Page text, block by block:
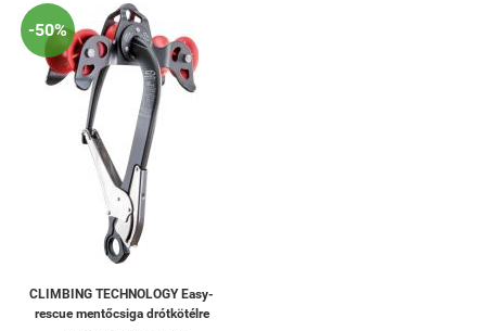
-50%
CLIMBING TECHNOLOGY Easy-
rescue mentőcsiga drótkötélre